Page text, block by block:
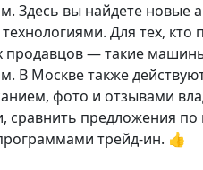
Здесь вы найдете
Для тех,
— такие
В Москве также
фото и отзывами
предложения
трейд-ин. 👍